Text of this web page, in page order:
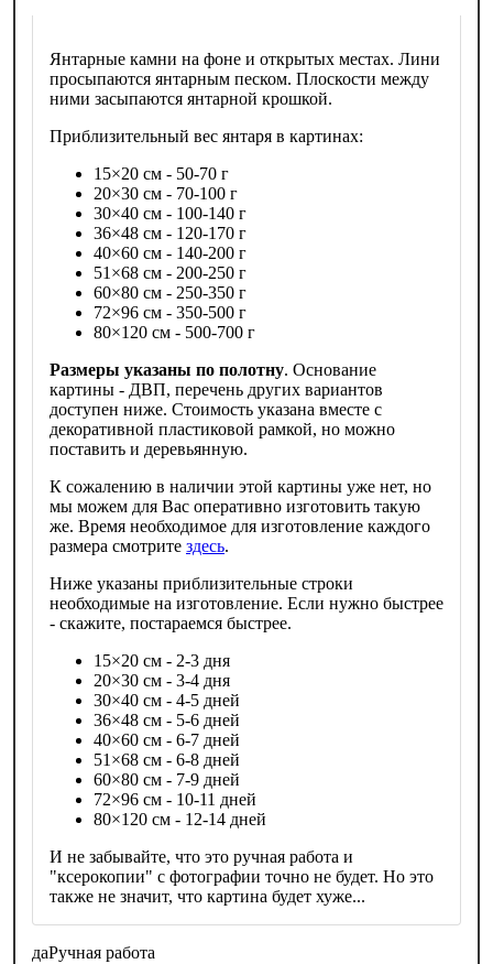
Янтарные камни на фоне и открытых местах. Лини
просыпаются янтарным песком. Плоскости между
ними засыпаются янтарной крошкой.
Приблизительный вес янтаря в картинах:
15×20 см - 50-70 г
20×30 см - 70-100 г
30×40 см - 100-140 г
36×48 см - 120-170 г
40×60 см - 140-200 г
51×68 см - 200-250 г
60×80 см - 250-350 г
72×96 см - 350-500 г
80×120 см - 500-700 г
Размеры указаны по полотну. Основание
картины - ДВП, перечень других вариантов
доступен ниже. Стоимость указана вместе с
декоративной пластиковой рамкой, но можно
поставить и деревьянную.
К сожалению в наличии этой картины уже нет, но
мы можем для Вас оперативно изготовить такую
же. Время необходимое для изготовление каждого
размера смотрите здесь.
Ниже указаны приблизительные строки
необходимые на изготовление. Если нужно быстрее
- скажите, постараемся быстрее.
15×20 см - 2-3 дня
20×30 см - 3-4 дня
30×40 см - 4-5 дней
36×48 см - 5-6 дней
40×60 см - 6-7 дней
51×68 см - 6-8 дней
60×80 см - 7-9 дней
72×96 см - 10-11 дней
80×120 см - 12-14 дней
И не забывайте, что это ручная работа и
"ксерокопии" с фотографии точно не будет. Но это
также не значит, что картина будет хуже...
даРучная работа